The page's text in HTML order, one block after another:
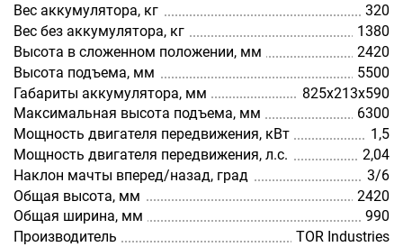
Вес аккумулятора, кг
320
Вес без аккумулятора, кг
1380
Высота в сложенном положении, мм
2420
Высота подъема, мм
5500
Габариты аккумулятора, мм
825х213х590
Максимальная высота подъема, мм
6300
Мощность двигателя передвижения, кВт
1,5
Мощность двигателя передвижения, л.с.
2,04
Наклон мачты вперед/назад, град
3/6
Общая высота, мм
2420
Общая ширина, мм
990
Производитель
TOR Industries